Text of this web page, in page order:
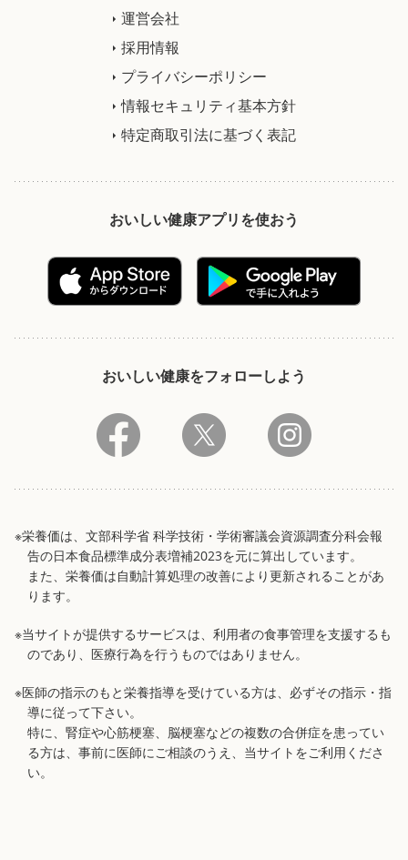
運営会社
採用情報
プライバシーポリシー
情報セキュリティ基本方針
特定商取引法に基づく表記
おいしい健康アプリを使おう
おいしい健康をフォローしよう
※栄養価は、文部科学省 科学技術・学術審議会資源調査分科会報
告の日本食品標準成分表増補2023を元に算出しています。
また、栄養価は自動計算処理の改善により更新されることがあ
ります。
※当サイトが提供するサービスは、利用者の食事管理を支援するも
のであり、医療行為を行うものではありません。
※医師の指示のもと栄養指導を受けている方は、必ずその指示・指
導に従って下さい。
特に、腎症や心筋梗塞、脳梗塞などの複数の合併症を患ってい
る方は、事前に医師にご相談のうえ、当サイトをご利用くださ
い。